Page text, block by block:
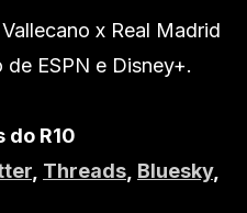
x Real Madrid
ESPN e Disney+.
do R10
, Threads, Bluesky,